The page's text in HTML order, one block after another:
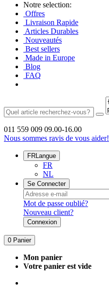
Notre selection:
Offres
Livraison Rapide
Articles Durables
Nouveautés
Best sellers
Made in Europe
Blog
FAQ
011 559 009 09.00-16.00
Nous sommes ravis de vous aider!
FRLangue
FR
NL
Se Connecter
Mot de passe oublié?
Nouveau client?
Connexion
0 Panier
Mon panier
Votre panier est vide